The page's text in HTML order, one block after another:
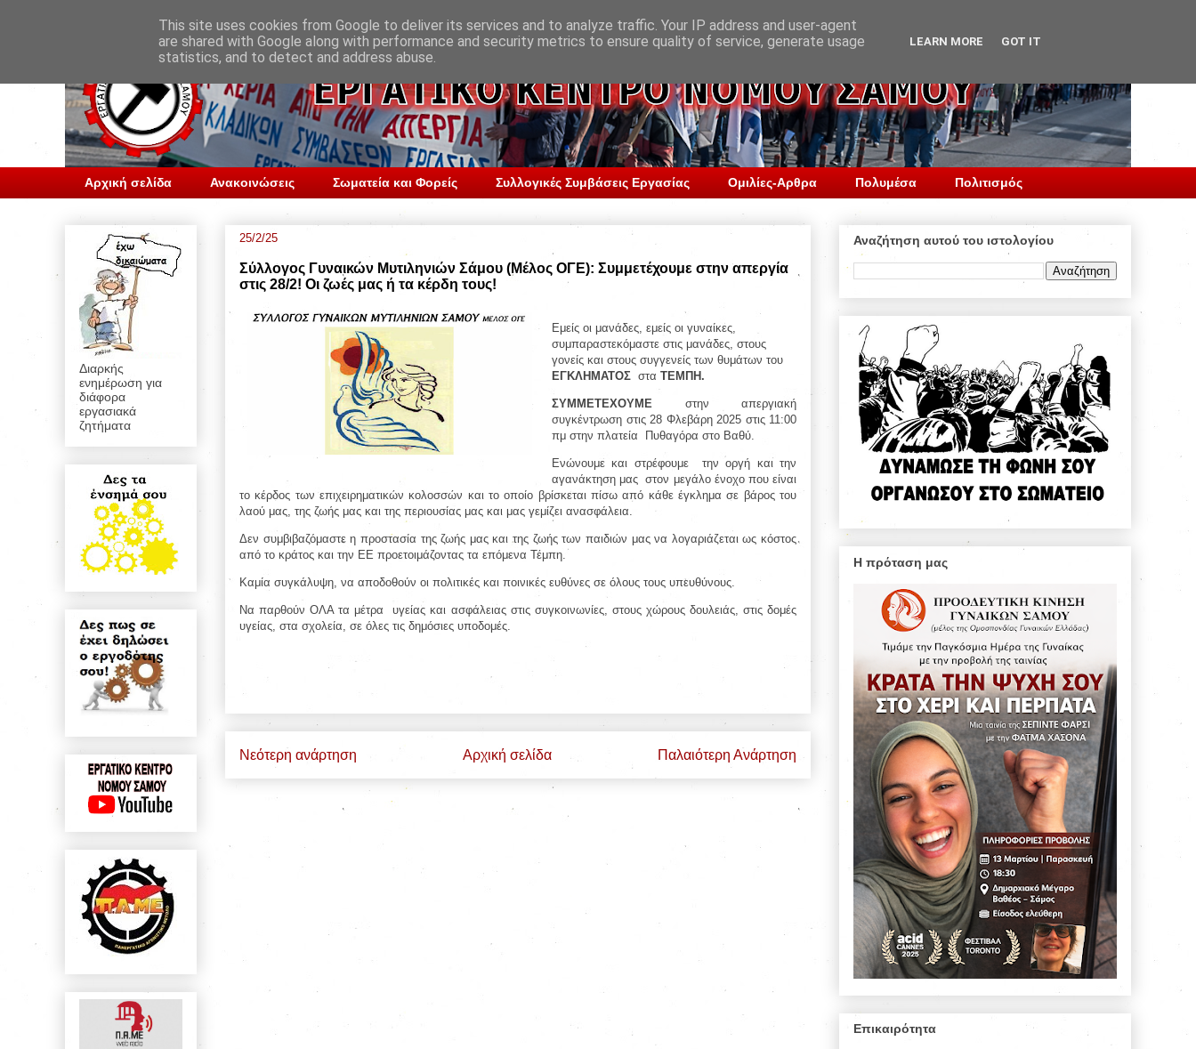
Αρχική σελίδα Ανακοινώσεις Σωματεία και Φορείς Συλλογικές Συμβάσεις Εργασίας Ομιλίες-Αρθρα Πολυμέσα Πολιτισμός
25/2/25
Σύλλογος Γυναικών Μυτιληνιών Σάμου (Μέλος ΟΓΕ): Συμμετέχουμε στην απεργία
στις 28/2! Οι ζωές μας ή τα κέρδη τους!
Εμείς οι μανάδες, εμείς οι γυναίκες,
συμπαραστεκόμαστε στις μανάδες, στους
γονείς και στους συγγενείς των θυμάτων του
ΕΓΚΛΗΜΑΤΟΣ στα ΤΕΜΠΗ.
ΣΥΜΜΕΤΕΧΟΥΜΕ στην απεργιακή
συγκέντρωση στις 28 Φλεβάρη 2025 στις 11:00
πμ στην πλατεία
Πυθαγόρα στο Βαθύ.
Ενώνουμε και στρέφουμε
την οργή και την
αγανάκτηση μας στον μεγάλο ένοχο που είναι
το κέρδος των επιχειρηματικών κολοσσών και το οποίο βρίσκεται πίσω από κάθε έγκλημα σε βάρος του
λαού μας, της ζωής μας και της περιουσίας μας και μας γεμίζει ανασφάλεια.
Δεν συμβιβαζόμαστε η προστασία της ζωής μας και της ζωής των παιδιών μας να λογαριάζεται ως κόστος
από το κράτος και την ΕΕ προετοιμάζοντας τα επόμενα Τέμπη.
Καμία συγκάλυψη, να αποδοθούν οι πολιτικές και ποινικές ευθύνες σε όλους τους υπευθύνους.
Να παρθούν ΟΛΑ τα μέτρα υγείας και ασφάλειας στις συγκοινωνίες, στους χώρους δουλειάς, στις δομές
υγείας, στα σχολεία, σε όλες τις δημόσιες υποδομές.
Νεότερη ανάρτηση Παλαιότερη Ανάρτηση
Αρχική σελίδα
Διαρκής
ενημέρωση για
διάφορα
εργασιακά
ζητήματα
Αναζήτηση αυτού του ιστολογίου
Η πρόταση μας
Επικαιρότητα
This site uses cookies from Google to deliver its services and to analyze traffic. Your IP address and user-agent
are shared with Google along with performance and security metrics to ensure quality of service, generate usage
statistics, and to detect and address abuse.
LEARN MORE GOT IT